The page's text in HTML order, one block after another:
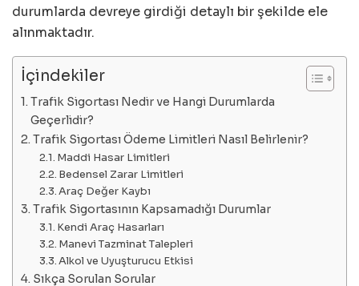
durumlarda devreye girdiği detaylı bir şekilde ele
alınmaktadır.
İçindekiler
Trafik Sigortası Nedir ve Hangi Durumlarda
Geçerlidir?
Trafik Sigortası Ödeme Limitleri Nasıl Belirlenir?
Maddi Hasar Limitleri
Bedensel Zarar Limitleri
Araç Değer Kaybı
Trafik Sigortasının Kapsamadığı Durumlar
Kendi Araç Hasarları
Manevi Tazminat Talepleri
Alkol ve Uyuşturucu Etkisi
Sıkça Sorulan Sorular